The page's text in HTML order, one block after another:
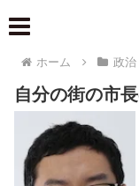
ホーム 政治
自分の街の市